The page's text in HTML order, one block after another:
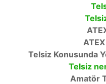
Telsiz Konusunda
Telsiz
Amatör